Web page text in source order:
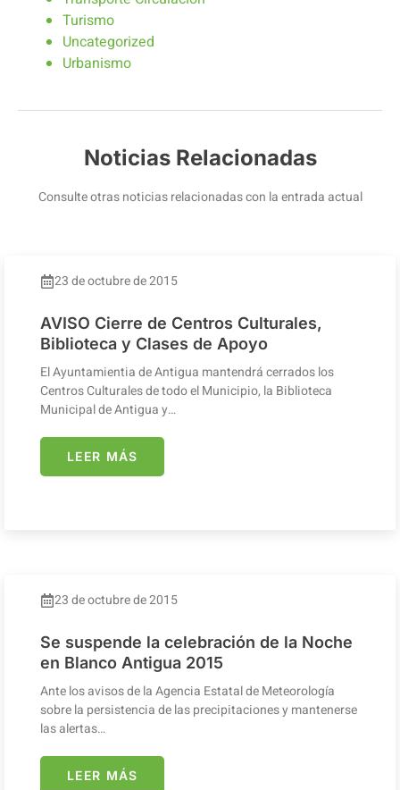
Turismo
Uncategorized
Urbanismo
Noticias Relacionadas
Consulte otras noticias relacionadas con la entrada actual
23 de octubre de 2015
AVISO Cierre de Centros Culturales,
Biblioteca y Clases de Apoyo
El Ayuntamientia de Antigua mantendrá cerrados los
Centros Culturales de todo el Municipio, la Biblioteca
Municipal de Antigua y…
LEER MÁS
23 de octubre de 2015
Se suspende la celebración de la Noche
en Blanco Antigua 2015
Ante los avisos de la Agencia Estatal de Meteorología
sobre la persistencia de las precipitaciones y mantenerse
las alertas…
LEER MÁS